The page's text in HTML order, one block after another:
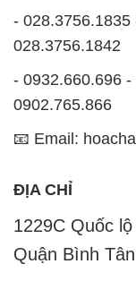
-
028.3756.1842
- 0932.660.696
0902.765.866
📧 Email:
ĐỊA CHỈ
1229C Quốc
Quận Bình